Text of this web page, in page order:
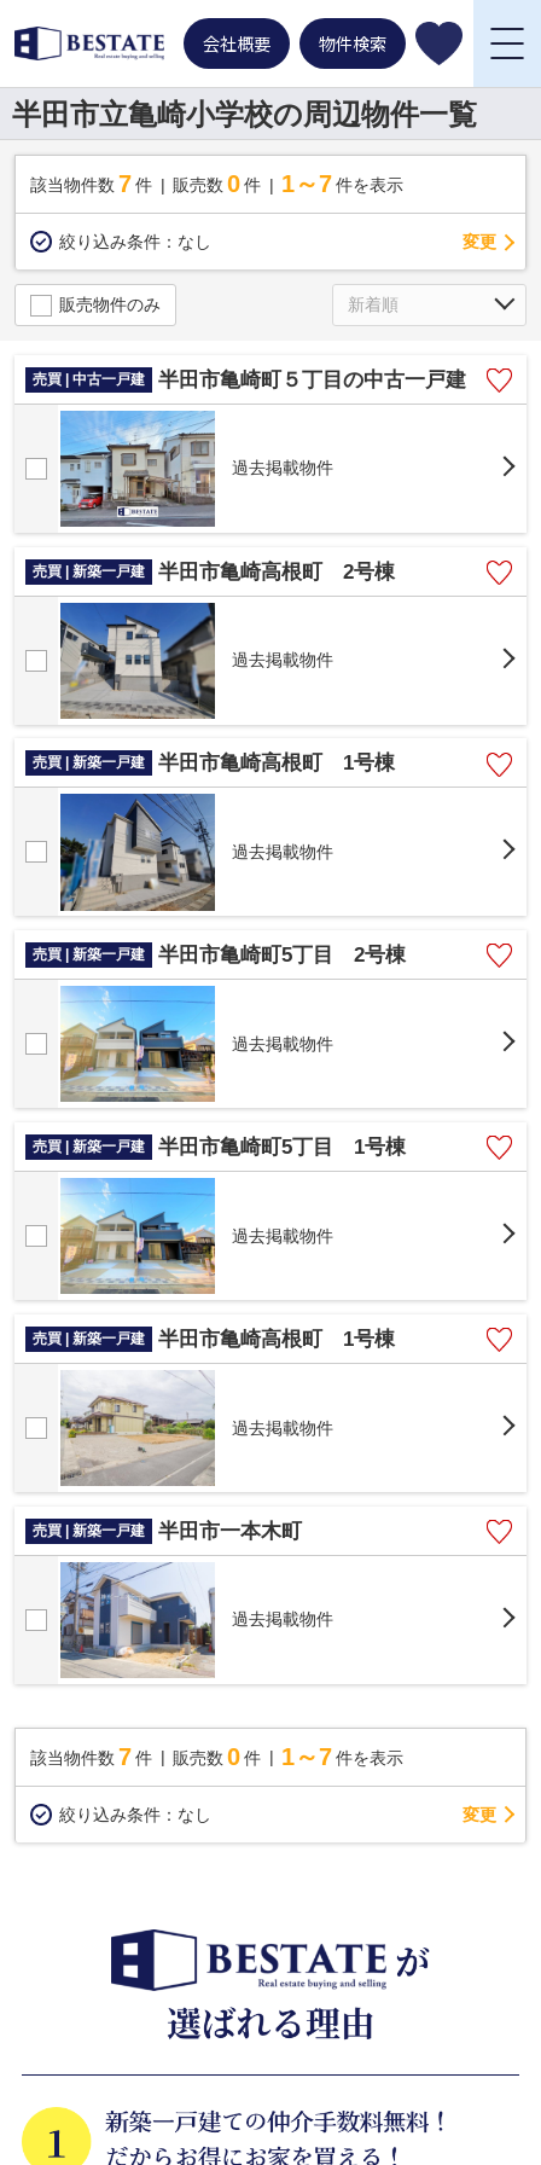
会社概要 物件検索
半田市立亀崎小学校の周辺物件一覧
該当物件数 7件 販売数 0 件 1～7 件を表示
絞り込み条件： なし 変更
販売物件のみ
売買 | 中古一戸建 半田市亀崎町５丁目の中古一戸建
過去掲載物件
売買 | 新築一戸建 半田市亀崎高根町 2号棟
過去掲載物件
売買 | 新築一戸建 半田市亀崎高根町 1号棟
過去掲載物件
売買 | 新築一戸建 半田市亀崎町5丁目 2号棟
過去掲載物件
売買 | 新築一戸建 半田市亀崎町5丁目 1号棟
過去掲載物件
売買 | 新築一戸建 半田市亀崎高根町 1号棟
過去掲載物件
売買 | 新築一戸建 半田市一本木町
過去掲載物件
該当物件数 7件 販売数 0 件 1～7 件を表示
絞り込み条件： なし 変更